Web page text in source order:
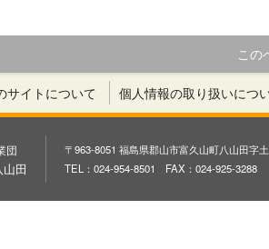
この
サイトについて 個人情報の取り扱いにつ
団
田
〒963-8051 福島県郡山市富久山町八山田字
TEL：024-954-8501 FAX：024-925-3288